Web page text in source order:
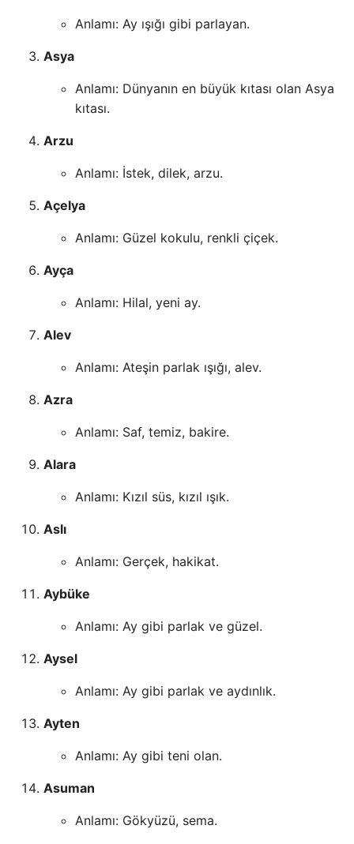
Anlamı: Ay ışığı gibi parlayan.
Asya
Anlamı: Dünyanın en büyük kıtası olan Asya
kıtası.
Arzu
Anlamı: İstek, dilek, arzu.
Açelya
Anlamı: Güzel kokulu, renkli çiçek.
Ayça
Anlamı: Hilal, yeni ay.
Alev
Anlamı: Ateşin parlak ışığı, alev.
Azra
Anlamı: Saf, temiz, bakire.
Alara
Anlamı: Kızıl süs, kızıl ışık.
Aslı
Anlamı: Gerçek, hakikat.
Aybüke
Anlamı: Ay gibi parlak ve güzel.
Aysel
Anlamı: Ay gibi parlak ve aydınlık.
Ayten
Anlamı: Ay gibi teni olan.
Asuman
Anlamı: Gökyüzü, sema.